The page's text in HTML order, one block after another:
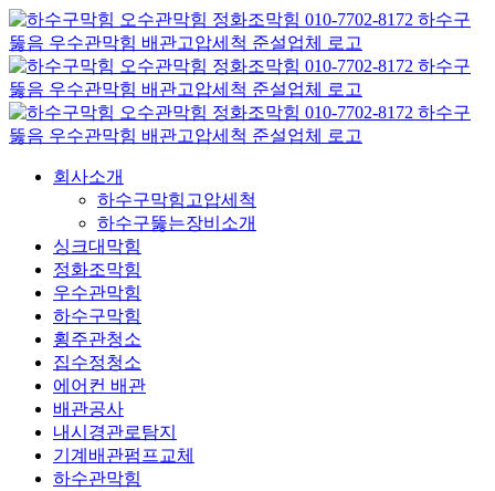
콘
텐
츠
로
건
너
회사소개
하수구막힘고압세척
하수구뚫는장비소개
싱크대막힘
정화조막힘
우수관막힘
하수구막힘
횡주관청소
집수정청소
에어컨 배관
배관공사
내시경관로탐지
기계배관펌프교체
하수관막힘